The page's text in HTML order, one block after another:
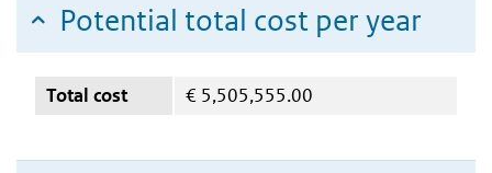
Potential total cost per year
Total cost € 5,505,555.00